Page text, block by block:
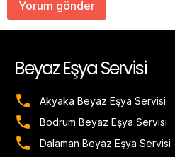
Beyaz Eşya Servisi
Akyaka Beyaz Eşya Servisi
Bodrum Beyaz Eşya Servisi
Dalaman Beyaz Eşya Servisi